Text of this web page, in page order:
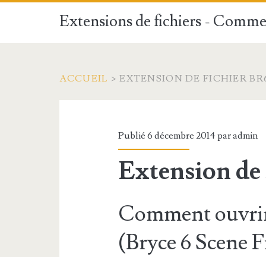
Extensions de fichiers -
ACCUEIL > EXTENSION DE FICHIER
Publié 6 décembre 2014 paradmin
Extension
Comment
(Bryce 6 Scene